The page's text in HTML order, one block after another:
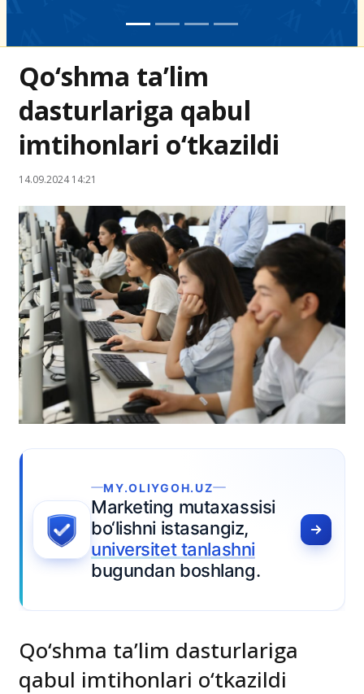
Qo‘shma ta’lim
dasturlariga qabul
imtihonlari o‘tkazildi
14.09.2024 14:21
MY.OLIYGOH.UZ
Marketing mutaxassisi
bo‘lishni istasangiz,
universitet tanlashni
bugundan boshlang.